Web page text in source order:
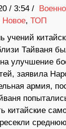
/ 3:54 /
Новое, ТОП
учений
Тайваня
улучшение
заявила
армия,
китайские